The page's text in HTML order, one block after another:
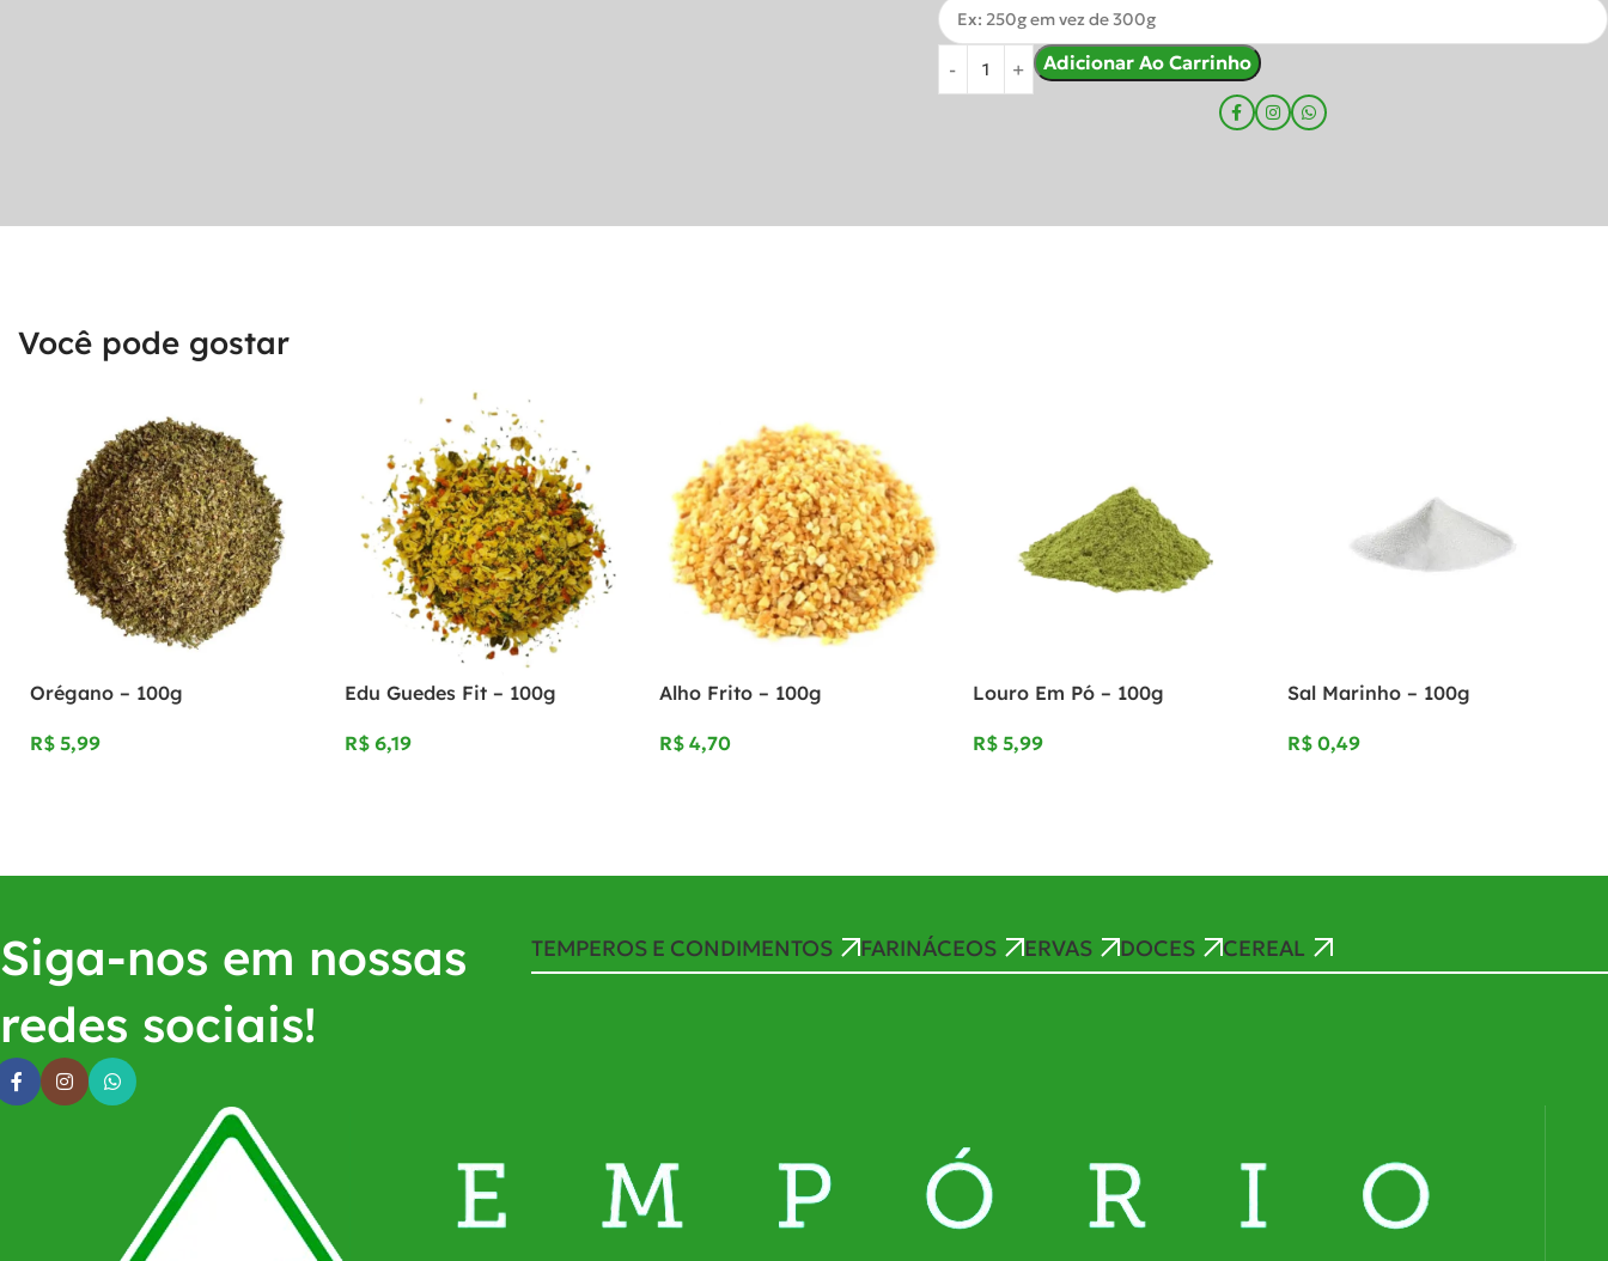
Adicionar Ao Carrinho
Você pode gostar
Orégano – 100g
R$
Edu Guedes Fit – 100g
R$
Alho Frito – 100g
R$
Louro Em Pó – 100g
R$
Sal Marinho – 100g
R$
Siga-nos em nossas
redes sociais!
TEMPEROS E CONDIMENTOS FARINÁCEOS ERVAS DOCES CEREAL